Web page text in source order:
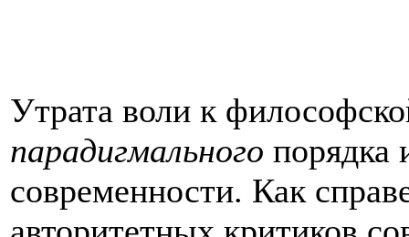
Утрата воли к
парадигмального порядка
современности. Как